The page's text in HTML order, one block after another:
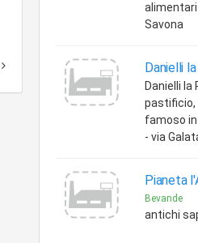
Savona
Danielli
Danielli la
pastificio,
famoso
- via
Pianeta
Bevande
antichi